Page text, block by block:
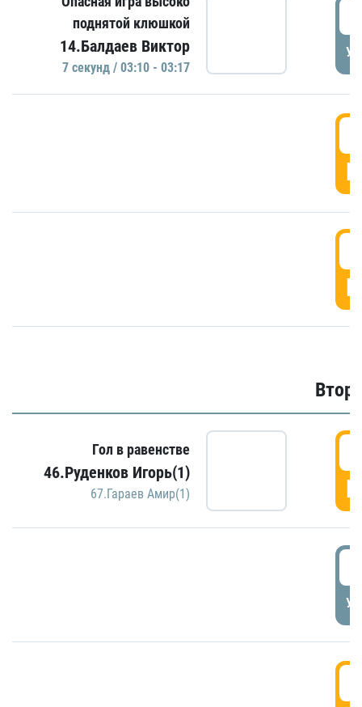
поднятой клюшкой
14.Балдаев Виктор
7 секунд / 03:10 - 03:17
Гол в равенстве
46.Руденков Игорь(1)
67.Гараев Амир(1)